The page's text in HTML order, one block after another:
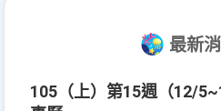
最新
105（上）第15週（12/